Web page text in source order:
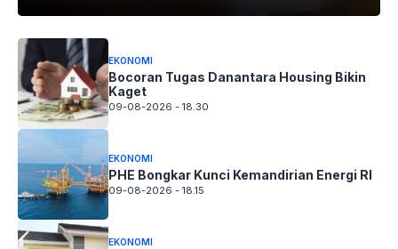
EKONOMI
Bocoran Tugas Danantara Housing Bikin
Kaget
09-08-2026 - 18.30
EKONOMI
PHE Bongkar Kunci Kemandirian Energi RI
09-08-2026 - 18.15
EKONOMI